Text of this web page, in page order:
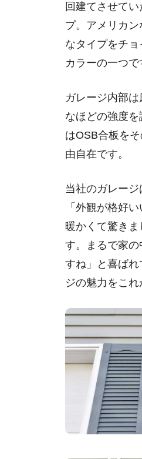
回建てさせて
プ。アメリカ
なタイプをチ
カラーの一つで
ガレージ内部
なほどの強度
はOSB合板を
由自在です。
当社のガレー
「外観が格好
暖かくて驚き
す。まるで家
すね」と喜ば
ジの魅力をこ